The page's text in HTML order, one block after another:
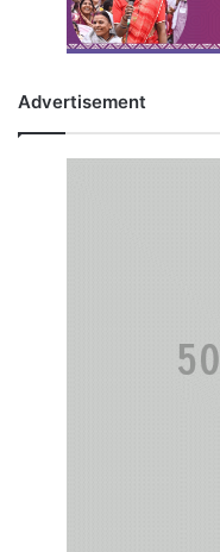
Advertisement